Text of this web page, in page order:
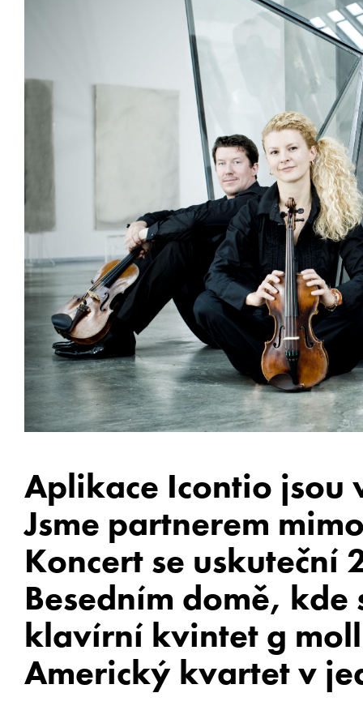
Aplikace Icontio jsou
Jsme partnerem
Koncert se uskuteční
Besedním domě,
klavírní kvintet g
Americký kvartet v